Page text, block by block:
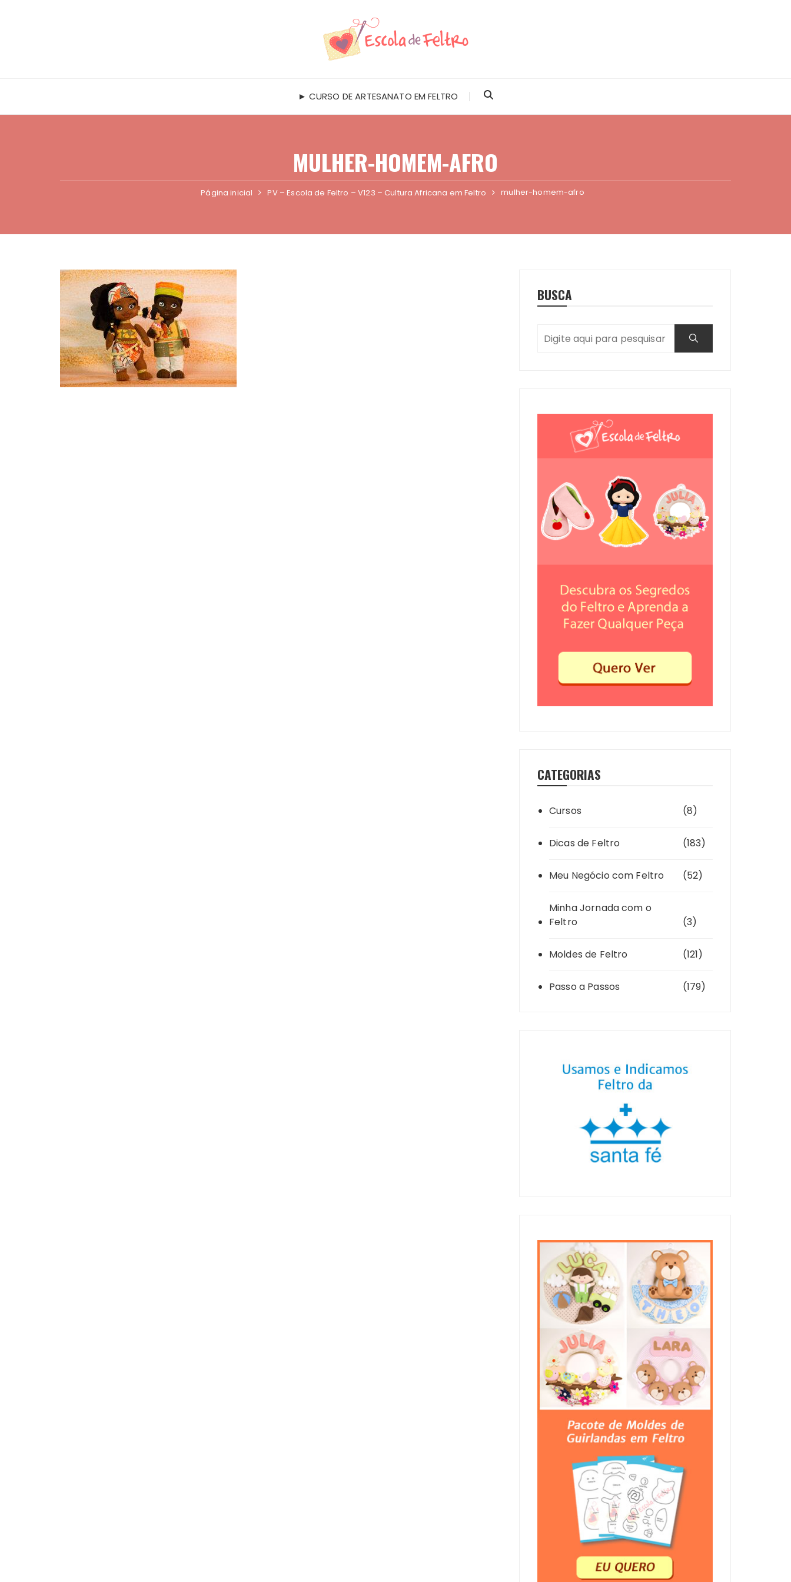
► CURSO DE ARTESANATO EM FELTRO
MULHER-HOMEM-AFRO
Página inicial PV – Escola de Feltro – V123 – Cultura Africana em Feltro mulher-homem-afro
BUSCA
CATEGORIAS
Cursos (8)
Dicas de Feltro (183)
Meu Negócio com Feltro (52)
Minha Jornada com o
Feltro
(3)
Moldes de Feltro (121)
Passo a Passos (179)